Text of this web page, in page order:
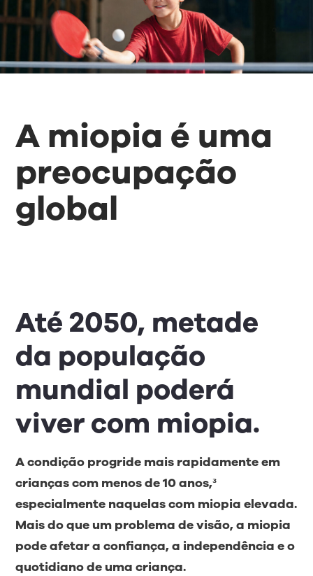
A miopia é uma
preocupação
global
Até 2050, metade
da população
mundial poderá
viver com miopia.
A condição progride mais rapidamente em
crianças com menos de 10 anos,³
especialmente naquelas com miopia elevada.
Mais do que um problema de visão, a miopia
pode afetar a confiança, a independência e o
quotidiano de uma criança.